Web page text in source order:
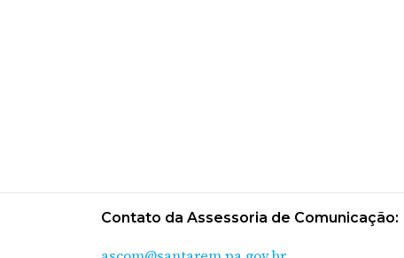
Contato da Assessoria de Comunicação: